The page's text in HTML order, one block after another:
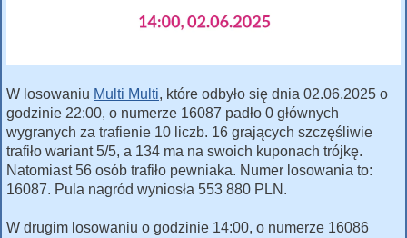
W losowaniu Multi Multi, które odbyło się dnia 02.06.2025 o
godzinie 22:00, o numerze 16087 padło 0 głównych
wygranych za trafienie 10 liczb. 16 grających szczęśliwie
trafiło wariant 5/5, a 134 ma na swoich kuponach trójkę.
Natomiast 56 osób trafiło pewniaka. Numer losowania to:
16087. Pula nagród wyniosła 553 880 PLN.
W drugim losowaniu o godzinie 14:00, o numerze 16086